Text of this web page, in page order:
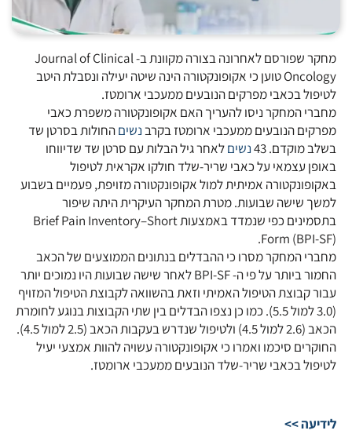
מחקר שפורסם לאחרונה בצורה מקוונת ב- Journal of Clinical
Oncology טוען כי אקופונקטורה הינה שיטה יעילה ונסבלת היטב
לטיפול בכאבי מפרקים הנובעים ממעכבי ארומטז.
מחברי המחקר ניסו להעריך האם אקופונקטורה משפרת כאבי
מפרקים הנובעים ממעכבי ארומטז בקרבנשיםהחולות בסרטן שד
בשלב מוקדם. 43
נשיםלאחר גיל הבלות עם סרטן שד שדיווחו
באופן עצמאי על כאבי שריר-שלד חולקו אקראית לטיפול
באקופונקטורה אמיתית למול אקופונקטורה מזויפת, פעמיים בשבוע
למשך שישה שבועות. מטרת המחקר העיקרית היתה שיפור
בתסמינים כפי שנמדד באמצעות Brief Pain Inventory–Short
Form (BPI-SF).
מחברי המחקר מסרו כי ההבדלים בנתונים הממוצעים של הכאב
החמור ביותר על פי ה- BPI-SF לאחר שישה שבועות היו נמוכים יותר
עבור קבוצת הטיפול האמיתי וזאת בהשוואה לקבוצת הטיפול המזויף
(3.0 למול 5.5). כמו כן נצפו הבדלים בין שתי הקבוצות בנוגע לחומרת
הכאב (2.6 למול 4.5) ולטיפול שנדרש בעקבות הכאב (2.5 למול 4.5).
החוקרים סיכמו ואמרו כי אקופונקטורה עשויה להוות אמצעי יעיל
לטיפול בכאבי שריר-שלד הנובעים ממעכבי ארומטז.
לידיעה >>